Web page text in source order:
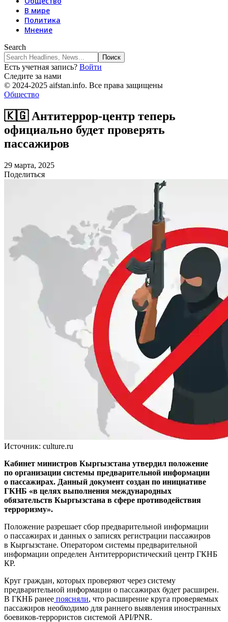
В мире
Политика
Мнение
Search
Есть учетная запись? Войти
Следите за нами
© 2024-2025 aifstan.info. Все права защищены
Общество
🇰🇬 Антитеррор-центр теперь
официально будет проверять
пассажиров
29 марта, 2025
Поделиться
Источник: culture.ru
Кабинет министров Кыргызстана утвердил положение
по организации системы предварительной информации
о пассажирах. Данный документ создан по инициативе
ГКНБ «в целях выполнения международных
обязательств Кыргызстана в сфере противодействия
терроризму».
Положение разрешает сбор предварительной информации
о пассажирах и данных о записях регистрации пассажиров
в Кыргызстане. Оператором системы предварительной
информации определен Антитеррористический центр ГКНБ
КР.
Круг граждан, которых проверяют через систему
предварительной информации о пассажирах будет расширен.
В ГКНБ ранее поясняли, что расширение круга проверяемых
пассажиров необходимо для раннего выявления иностранных
боевиков-террористов системой API/PNR.